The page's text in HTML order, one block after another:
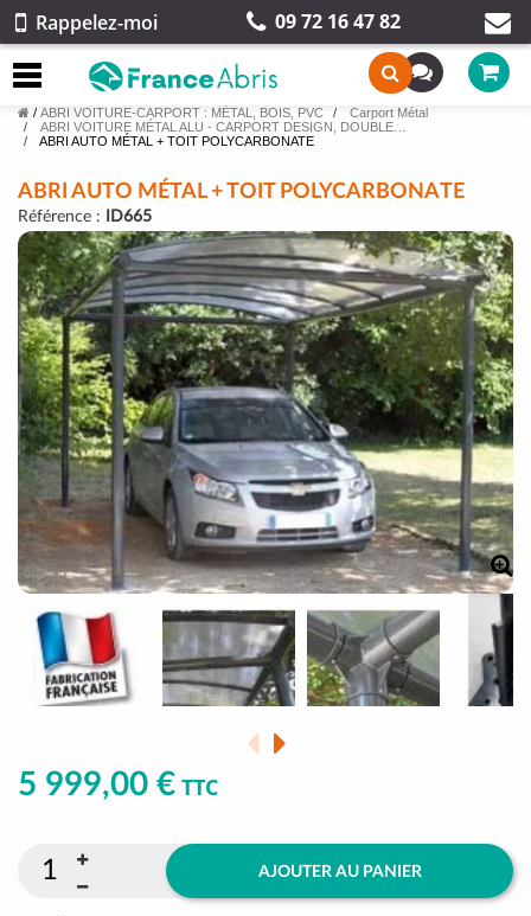
Rappelez-moi 09 72 16 47 82
/ ABRI VOITURE-CARPORT : MÉTAL, BOIS, PVC
Carport Métal
ABRI VOITURE MÉTAL ALU - CARPORT DESIGN, DOUBLE…
ABRI AUTO MÉTAL + TOIT POLYCARBONATE
ABRI AUTO MÉTAL + TOIT POLYCARBONATE
Référence : ID665
5 999,00 € TTC
AJOUTER AU PANIER